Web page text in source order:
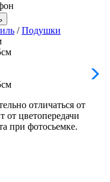
/ Подушки
отличаться от
от цветопередачи
при фотосьемке.